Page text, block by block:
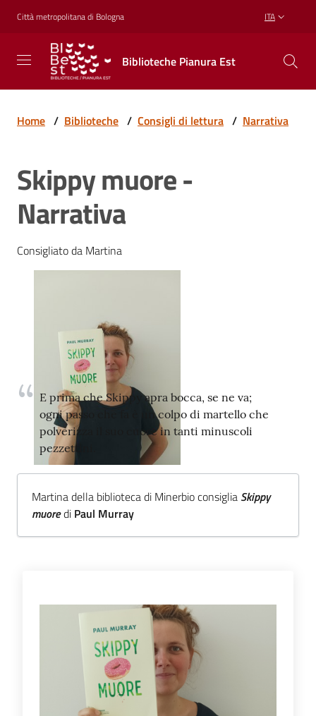
Vai al contenuto
Vai alla navigazione
Vai al footer
Città metropolitana di Bologna ITA
Biblioteche Pianura Est
Biblioteche
Pianura
Est
CREARE,
RICREARSI
Biblioteche
Cosa
offriamo
Calendario
Online
ragazzi
Home / Biblioteche / Consigli di lettura / Narrativa
Skippy muore -
Narrativa
Consigliato da Martina
E prima che Skippy apra bocca, se ne va;
ogni passo che fa è un colpo di martello che
polverizza il suo cuore in tanti minuscoli
pezzettini.
Martina della biblioteca di Minerbio consiglia Skippy
muoredi Paul Murray